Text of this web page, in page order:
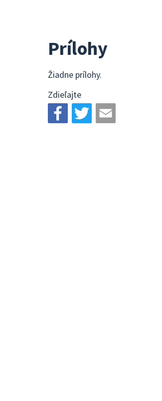
Prílohy
Žiadne prílohy.
Zdieľajte